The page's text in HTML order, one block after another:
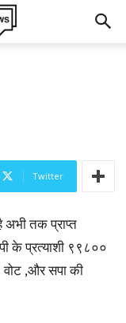
Twitter
अभी तक प्राप्त
के प्रत्याशी ९९८००
,और सपा की